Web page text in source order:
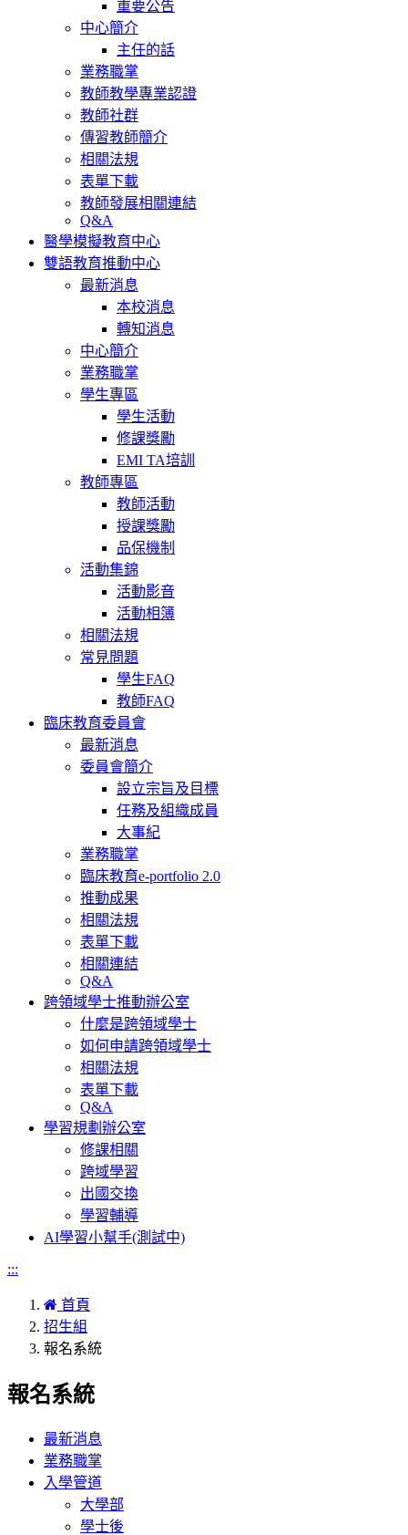
重要公告
中心簡介
主任的話
業務職掌
教師教學專業認證
教師社群
傳習教師簡介
相關法規
表單下載
教師發展相關連結
Q&A
醫學模擬教育中心
雙語教育推動中心
最新消息
本校消息
轉知消息
中心簡介
業務職掌
學生專區
學生活動
修課獎勵
EMI TA培訓
教師專區
教師活動
授課獎勵
品保機制
活動集錦
活動影音
活動相簿
相關法規
常見問題
學生FAQ
教師FAQ
臨床教育委員會
最新消息
委員會簡介
設立宗旨及目標
任務及組織成員
大事紀
業務職掌
臨床教育e-portfolio 2.0
推動成果
相關法規
表單下載
相關連結
Q&A
跨領域學士推動辦公室
什麼是跨領域學士
如何申請跨領域學士
相關法規
表單下載
Q&A
學習規劃辦公室
修課相關
跨域學習
出國交換
學習輔導
AI學習小幫手(測試中)
:::
首頁
招生組
報名系統
報名系統
最新消息
業務職掌
入學管道
大學部
學士後